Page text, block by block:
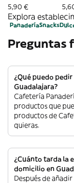
5,90 €
Ud.)
Explora
PanaderíaSnacks
Preguntas
¿Qué puedo
Guadalajara?
Cafetería
productos que
productos de
quieras.
¿Cuánto tarda la
domicilio en
Después de